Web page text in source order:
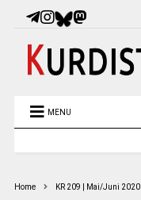
MENU
Home KR 209 | Mai/Juni 2020